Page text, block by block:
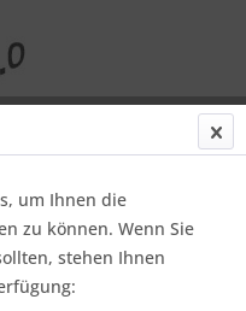
um Ihnen die
zu können. Wenn Sie
stehen Ihnen